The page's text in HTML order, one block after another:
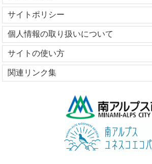
サイトポリシー
個人情報の取り扱いについて
サイトの使い方
関連リンク集